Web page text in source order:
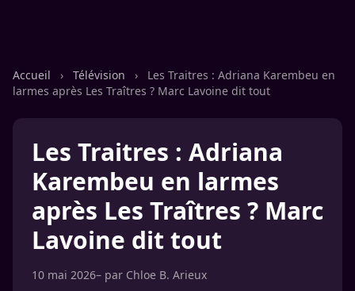
Accueil › Télévision ›
Les Traitres : Adriana Karembeu en
larmes après Les Traîtres ? Marc Lavoine dit tout
Les Traitres : Adriana
Karembeu en larmes
après Les Traîtres ? Marc
Lavoine dit tout
10 mai 2026– par Chloe B. Arieux